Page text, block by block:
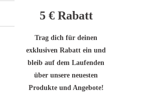
5 € Rabatt
Trag dich für deinen
exklusiven Rabatt ein und
bleib auf dem Laufenden
über unsere neuesten
Produkte und Angebote!